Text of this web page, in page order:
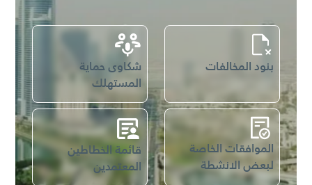
بنود المخالفات
شكاوى حماية
المستهلك
الموافقات الخاصة
لبعض الانشطة
قائمة الخطاطين
المعتمدين